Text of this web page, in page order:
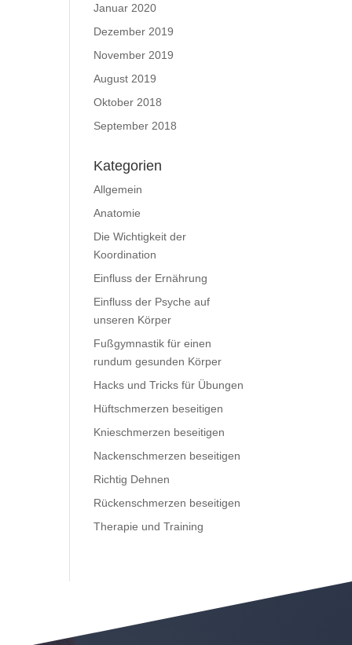
Januar 2020
Dezember 2019
November 2019
August 2019
Oktober 2018
September 2018
Kategorien
Allgemein
Anatomie
Die Wichtigkeit der
Koordination
Einfluss der Ernährung
Einfluss der Psyche auf
unseren Körper
Fußgymnastik für einen
rundum gesunden Körper
Hacks und Tricks für Übungen
Hüftschmerzen beseitigen
Knieschmerzen beseitigen
Nackenschmerzen beseitigen
Richtig Dehnen
Rückenschmerzen beseitigen
Therapie und Training